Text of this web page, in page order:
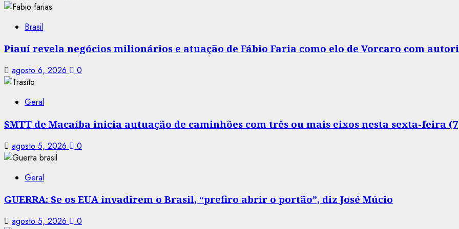
Brasil
Piauí revela negócios milionários e atuação de Fábio Faria como elo de Vorcaro com
agosto 6, 2026 0
Geral
SMTT de Macaíba inicia autuação de caminhões com três ou mais eixos nesta sexta-feira
agosto 5, 2026 0
Geral
GUERRA: Se os EUA invadirem o Brasil, “prefiro abrir o portão”, diz José Múcio
agosto 5, 2026 0